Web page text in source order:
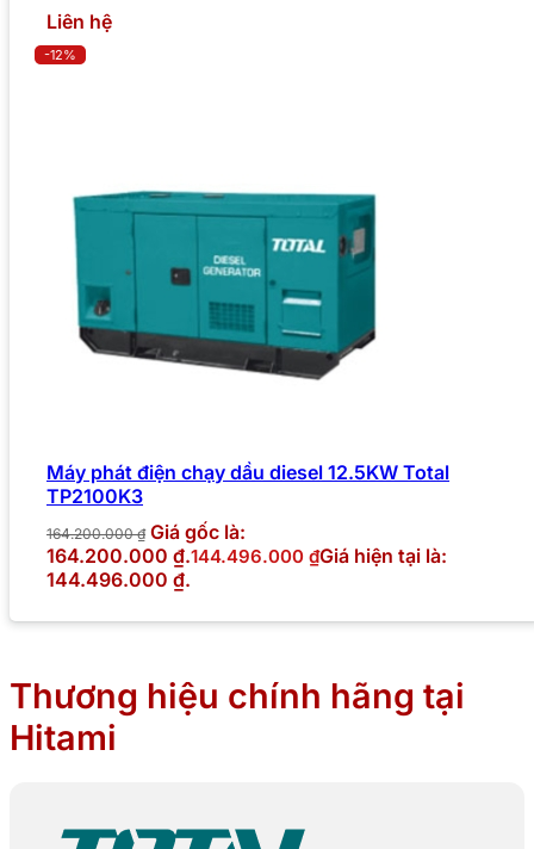
Liên hệ
-12%
Máy phát điện chạy dầu diesel 12.5KW Total
TP2100K3
164.200.000₫ Giá gốc là:
164.200.000 ₫.144.496.000 ₫Giá hiện tại là:
144.496.000 ₫.
Thương hiệu chính hãng tại
Hitami